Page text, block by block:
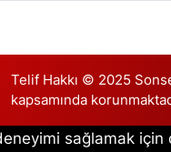
Telif Hakkı © 2025
kapsamında
sağlamak için